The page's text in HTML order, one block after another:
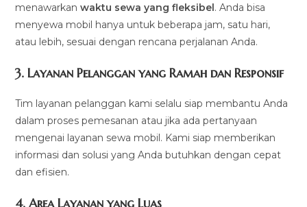
menawarkanwaktu sewa yang fleksibel. Anda bisa
menyewa mobil hanya untuk beberapa jam, satu hari,
atau lebih, sesuai dengan rencana perjalanan Anda.
3.Layanan Pelanggan yang Ramah dan Responsif
Tim layanan pelanggan kami selalu siap membantu Anda
dalam proses pemesanan atau jika ada pertanyaan
mengenai layanan sewa mobil. Kami siap memberikan
informasi dan solusi yang Anda butuhkan dengan cepat
dan efisien.
4.Area Layanan yang Luas